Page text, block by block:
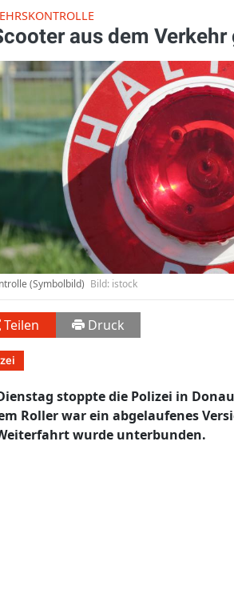
aus dem Verkehr
(Symbolbild) Bild: istock
Teilen Druck
stoppte die Polizei in
Roller war ein abgelaufenes
wurde unterbunden.